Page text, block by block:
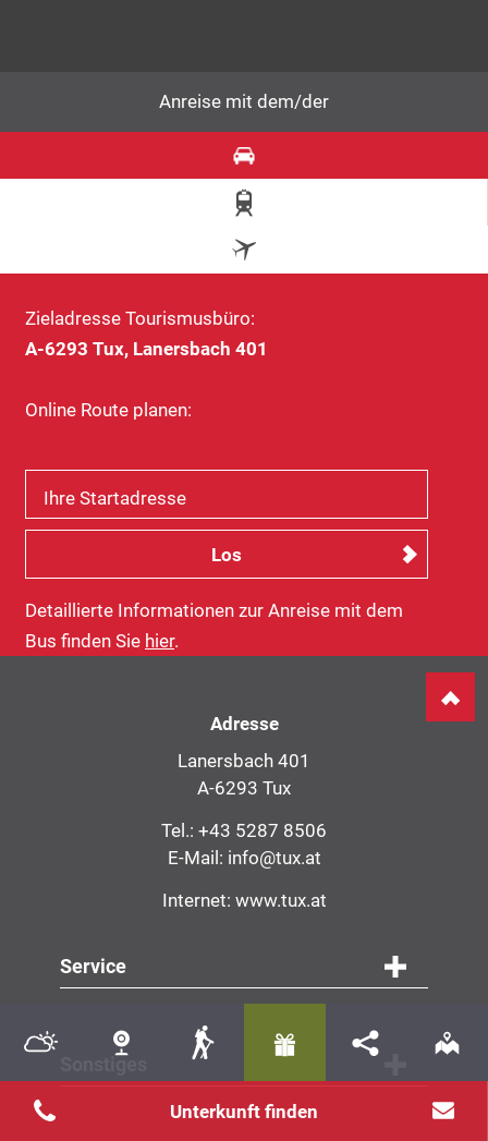
Ankunft
Nächte
Anreise mit dem/der
Zieladresse Tourismusbüro:
A-6293 Tux, Lanersbach 401
Online Route planen:
Ihre Startadresse
Detaillierte Informationen zur Anreise mit dem
Bus finden Sie hier.
Adresse
Lanersbach 401
A-6293 Tux
Tel.: +43 5287 8506
E-Mail: info@tux.at
Internet: www.tux.at
Navigation
Service